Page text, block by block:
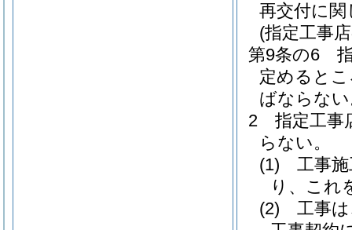
再交付に
(指定工事
第9条の6
定めると
ばならな
2
指定工事
らない。
(1)
工事
り、これ
(2)
工事